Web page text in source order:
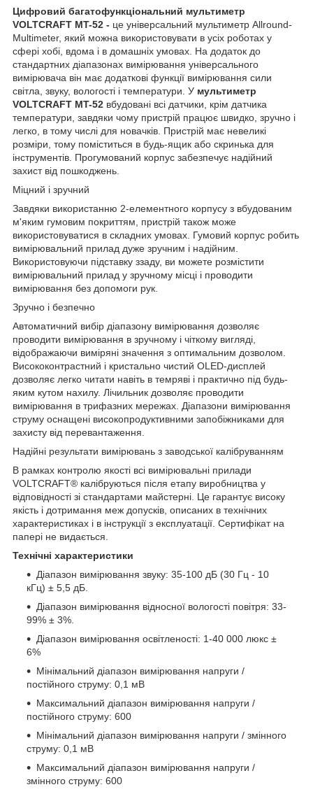
Цифровий багатофункціональний мультиметр
VOLTCRAFT MT-52 - це універсальний мультиметр Allround-
Multimeter, який можна використовувати в усіх роботах у
сфері хобі, вдома і в домашніх умовах. На додаток до
стандартних діапазонах вимірювання універсального
вимірювача він має додаткові функції вимірювання сили
світла, звуку, вологості і температури. У мультиметр
VOLTCRAFT MT-52 вбудовані всі датчики, крім датчика
температури, завдяки чому пристрій працює швидко, зручно і
легко, в тому числі для новачків. Пристрій має невеликі
розміри, тому поміститься в будь-ящик або скринька для
інструментів. Прогумований корпус забезпечує надійний
захист від пошкоджень.
Міцний і зручний
Завдяки використанню 2-елементного корпусу з вбудованим
м'яким гумовим покриттям, пристрій також може
використовуватися в складних умовах. Гумовий корпус робить
вимірювальний прилад дуже зручним і надійним.
Використовуючи підставку ззаду, ви можете розмістити
вимірювальний прилад у зручному місці і проводити
вимірювання без допомоги рук.
Зручно і безпечно
Автоматичний вибір діапазону вимірювання дозволяє
проводити вимірювання в зручному і чіткому вигляді,
відображаючи виміряні значення з оптимальним дозволом.
Висококонтрастний і кристально чистий OLED-дисплей
дозволяє легко читати навіть в темряві і практично під будь-
яким кутом нахилу. Лічильник дозволяє проводити
вимірювання в трифазних мережах. Діапазони вимірювання
струму оснащені високопродуктивними запобіжниками для
захисту від перевантаження.
Надійні результати вимірювань з заводської калібруванням
В рамках контролю якості всі вимірювальні прилади
VOLTCRAFT® калібруються після етапу виробництва у
відповідності зі стандартами майстерні. Це гарантує високу
якість і дотримання меж допусків, описаних в технічних
характеристиках і в інструкції з експлуатації. Сертифікат на
папері не видається.
Технічні характеристики
Діапазон вимірювання звуку: 35-100 дБ (30 Гц - 10
кГц) ± 5,5 дБ.
Діапазон вимірювання відносної вологості повітря: 33-
99% ± 3%.
Діапазон вимірювання освітленості: 1-40 000 люкс ±
6%
Мінімальний діапазон вимірювання напруги /
постійного струму: 0,1 мВ
Максимальний діапазон вимірювання напруги /
постійного струму: 600
Мінімальний діапазон вимірювання напруги / змінного
струму: 0,1 мВ
Максимальний діапазон вимірювання напруги /
змінного струму: 600